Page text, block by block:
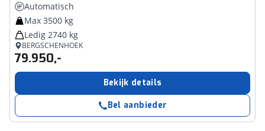
Automatisch
Max 3500 kg
Ledig 2740 kg
BERGSCHENHOEK
79.950,-
Bekijk details
Bel aanbieder